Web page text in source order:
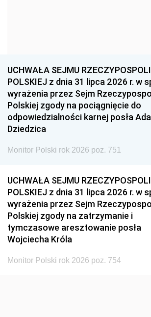
1939 1938
1936 1930
UCHWAŁA SEJMU
POLSKIEJ z dnia 31 lipca 2026 r. w
wyrażenia przez Sejm
Polskiej zgody na pociągnięcie do
odpowiedzialności karnej posła
Dziedzica
Monitor Polski rok 2026 poz. 751
UCHWAŁA SEJMU
POLSKIEJ z dnia 31 lipca 2026 r. w
wyrażenia przez Sejm
Polskiej zgody na zatrzymanie i
tymczasowe aresztowanie posła
Wojciecha Króla
Monitor Polski rok 2026 poz. 754